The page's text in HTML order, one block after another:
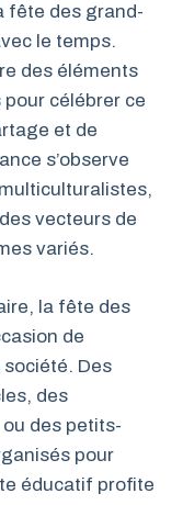
fête des grand-
le temps.
des éléments
célébrer ce
et de
s’observe
vecteurs de
variés.
la fête des
de
Des
des
des petits-
pour
éducatif profite